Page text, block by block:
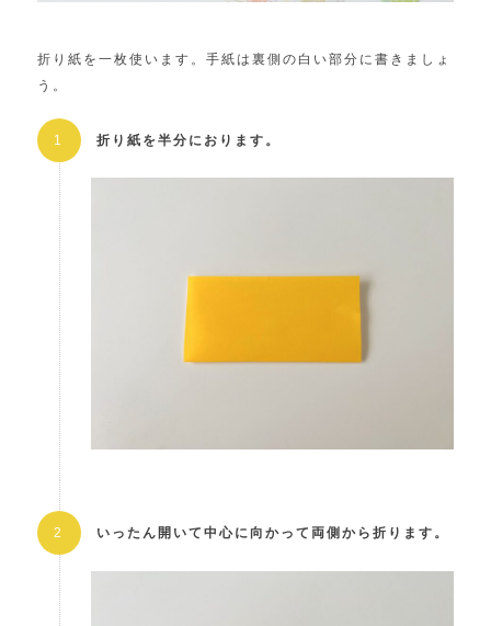
折り紙を一枚使います。手紙は裏側の白い部分に書きましょ
う。
折り紙を半分におります。
いったん開いて中心に向かって両側から折ります。